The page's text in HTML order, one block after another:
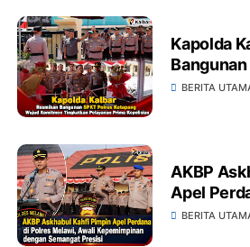
Kapolda
Ketapang
BERITA
AKBP
Apel
Melawi,
BERITA